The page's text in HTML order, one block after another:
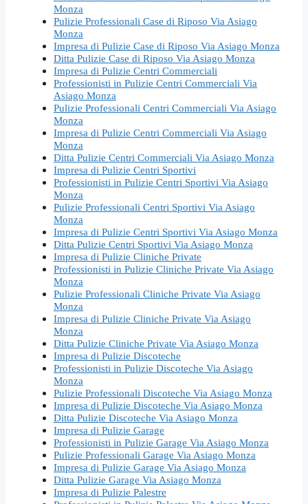
Monza
Pulizie Professionali Case di Riposo Via Asiago
Monza
Impresa di Pulizie Case di Riposo Via Asiago Monza
Ditta Pulizie Case di Riposo Via Asiago Monza
Impresa di Pulizie Centri Commerciali
Professionisti in Pulizie Centri Commerciali Via
Asiago Monza
Pulizie Professionali Centri Commerciali Via Asiago
Monza
Impresa di Pulizie Centri Commerciali Via Asiago
Monza
Ditta Pulizie Centri Commerciali Via Asiago Monza
Impresa di Pulizie Centri Sportivi
Professionisti in Pulizie Centri Sportivi Via Asiago
Monza
Pulizie Professionali Centri Sportivi Via Asiago
Monza
Impresa di Pulizie Centri Sportivi Via Asiago Monza
Ditta Pulizie Centri Sportivi Via Asiago Monza
Impresa di Pulizie Cliniche Private
Professionisti in Pulizie Cliniche Private Via Asiago
Monza
Pulizie Professionali Cliniche Private Via Asiago
Monza
Impresa di Pulizie Cliniche Private Via Asiago
Monza
Ditta Pulizie Cliniche Private Via Asiago Monza
Impresa di Pulizie Discoteche
Professionisti in Pulizie Discoteche Via Asiago
Monza
Pulizie Professionali Discoteche Via Asiago Monza
Impresa di Pulizie Discoteche Via Asiago Monza
Ditta Pulizie Discoteche Via Asiago Monza
Impresa di Pulizie Garage
Professionisti in Pulizie Garage Via Asiago Monza
Pulizie Professionali Garage Via Asiago Monza
Impresa di Pulizie Garage Via Asiago Monza
Ditta Pulizie Garage Via Asiago Monza
Impresa di Pulizie Palestre